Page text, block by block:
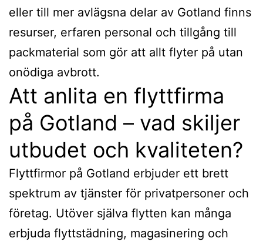
eller till mer avlägsna delar av Gotland finns
resurser, erfaren personal och tillgång till
packmaterial som gör att allt flyter på utan
onödiga avbrott.
Att anlita en flyttfirma
på Gotland – vad skiljer
utbudet och kvaliteten?
Flyttfirmor på Gotland erbjuder ett brett
spektrum av tjänster för privatpersoner och
företag. Utöver själva flytten kan många
erbjuda flyttstädning, magasinering och